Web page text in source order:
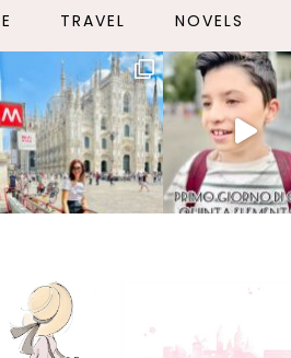
TRAVEL NOVELS